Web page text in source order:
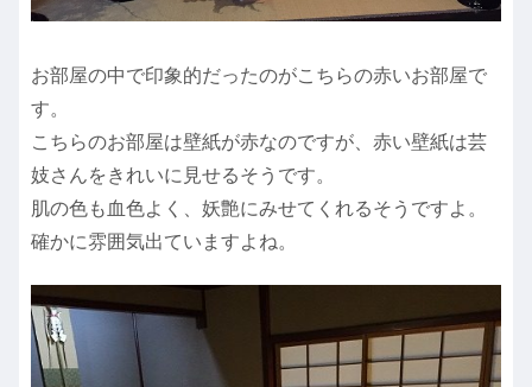
お部屋の中で印象的だったのがこちらの赤いお部屋で
す。
こちらのお部屋は壁紙が赤なのですが、赤い壁紙は芸
妓さんをきれいに見せるそうです。
肌の色も血色よく、妖艶にみせてくれるそうですよ。
確かに雰囲気出ていますよね。